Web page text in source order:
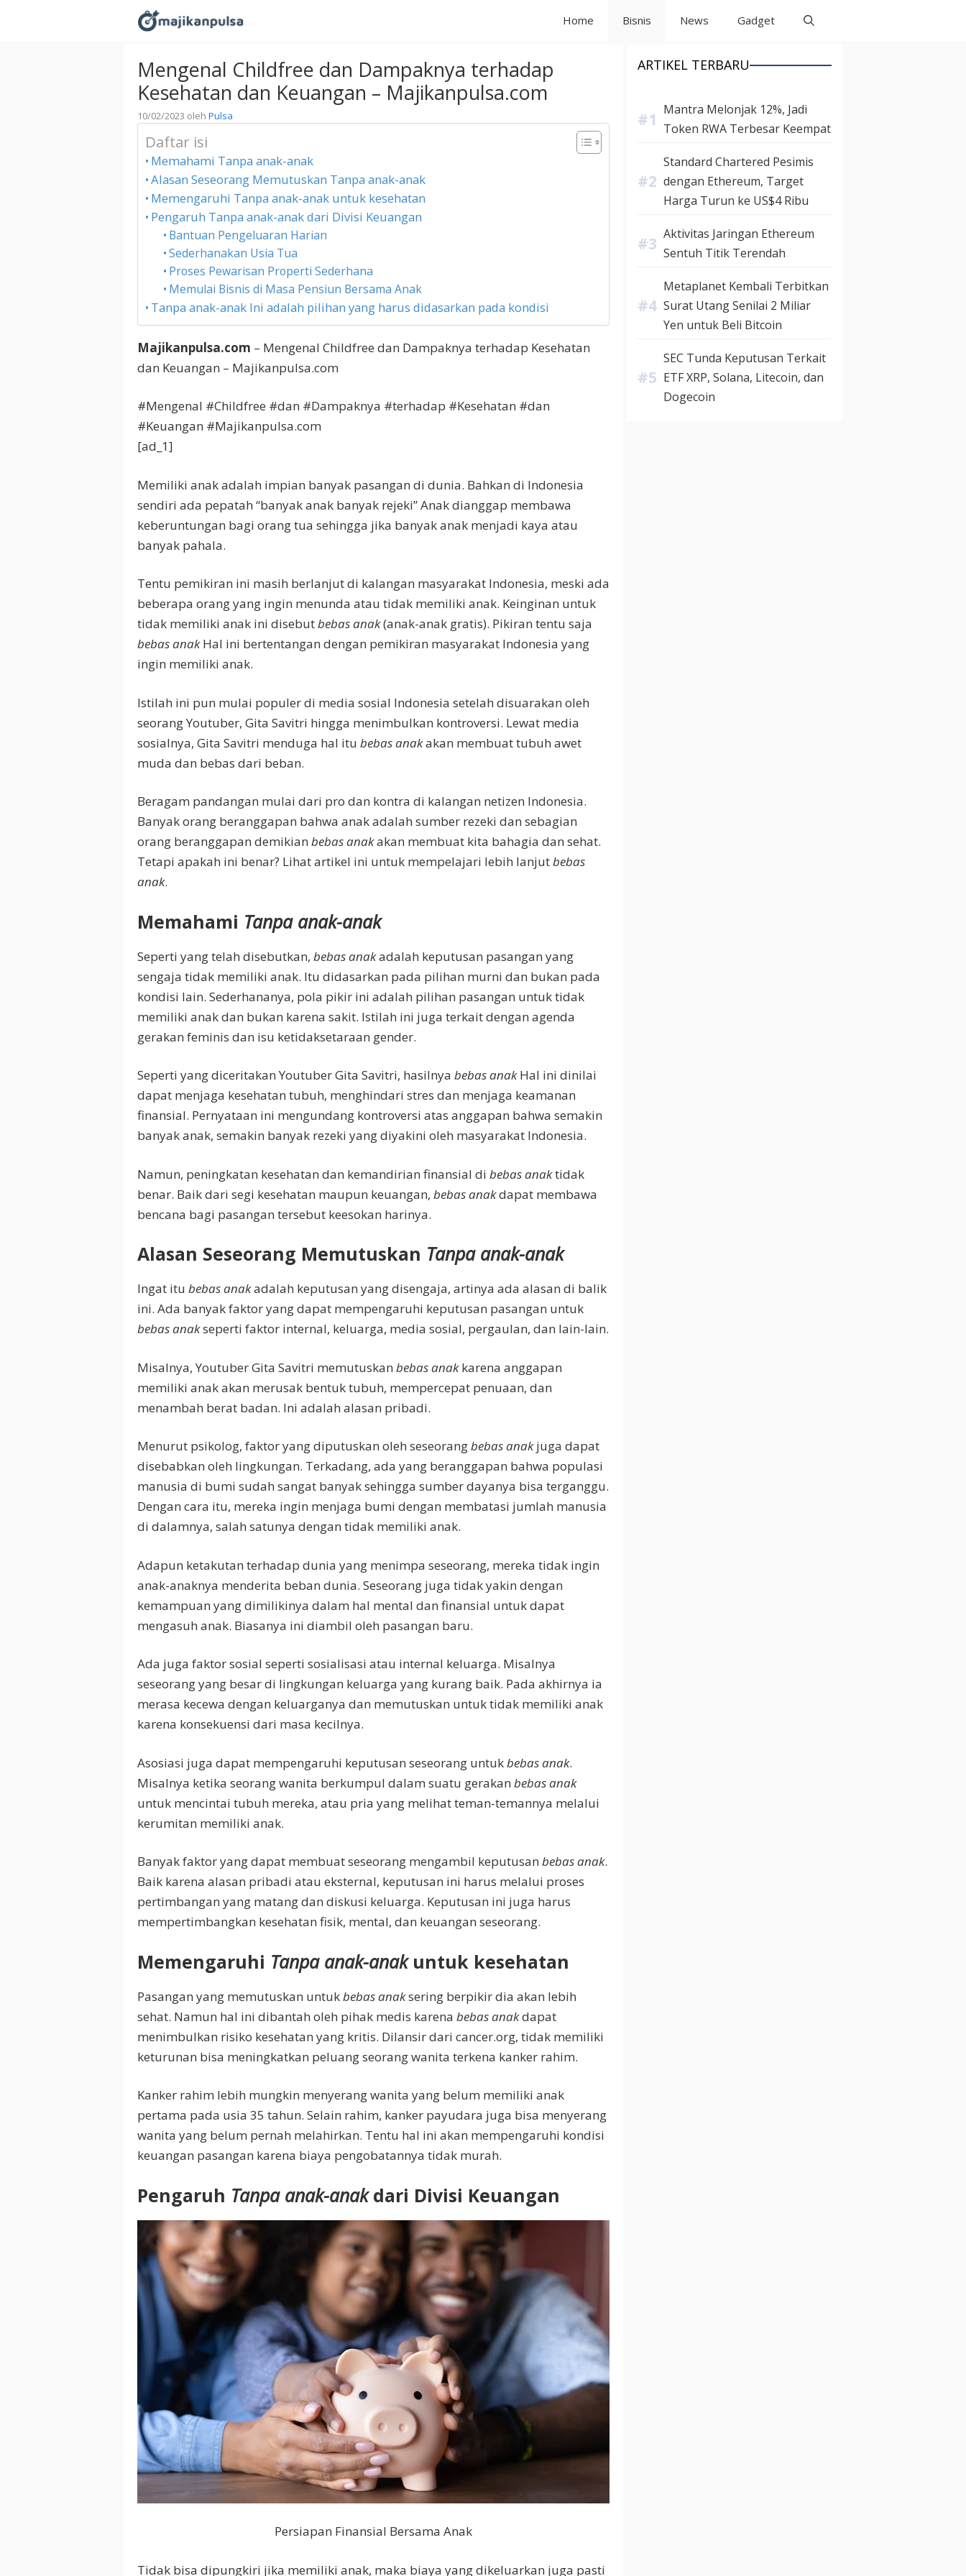
Home Bisnis News Gadget
Mengenal Childfree dan Dampaknya terhadap
Kesehatan dan Keuangan – Majikanpulsa.com
10/02/2023 oleh Pulsa
Daftar isi
Memahami Tanpa anak-anak
Alasan Seseorang Memutuskan Tanpa anak-anak
Memengaruhi Tanpa anak-anak untuk kesehatan
Pengaruh Tanpa anak-anak dari Divisi Keuangan
Bantuan Pengeluaran Harian
Sederhanakan Usia Tua
Proses Pewarisan Properti Sederhana
Memulai Bisnis di Masa Pensiun Bersama Anak
Tanpa anak-anak Ini adalah pilihan yang harus didasarkan pada kondisi
Majikanpulsa.com – Mengenal Childfree dan Dampaknya terhadap Kesehatan
dan Keuangan – Majikanpulsa.com
#Mengenal #Childfree #dan #Dampaknya #terhadap #Kesehatan #dan
#Keuangan #Majikanpulsa.com
[ad_1]
Memiliki anak adalah impian banyak pasangan di dunia. Bahkan di Indonesia
sendiri ada pepatah “banyak anak banyak rejeki” Anak dianggap membawa
keberuntungan bagi orang tua sehingga jika banyak anak menjadi kaya atau
banyak pahala.
Tentu pemikiran ini masih berlanjut di kalangan masyarakat Indonesia, meski ada
beberapa orang yang ingin menunda atau tidak memiliki anak. Keinginan untuk
tidak memiliki anak ini disebutbebas anak(anak-anak gratis). Pikiran tentu saja
bebas anakHal ini bertentangan dengan pemikiran masyarakat Indonesia yang
ingin memiliki anak.
Istilah ini pun mulai populer di media sosial Indonesia setelah disuarakan oleh
seorang Youtuber, Gita Savitri hingga menimbulkan kontroversi. Lewat media
sosialnya, Gita Savitri menduga hal itu bebas anakakan membuat tubuh awet
muda dan bebas dari beban.
Beragam pandangan mulai dari pro dan kontra di kalangan netizen Indonesia.
Banyak orang beranggapan bahwa anak adalah sumber rezeki dan sebagian
orang beranggapan demikian bebas anakakan membuat kita bahagia dan sehat.
Tetapi apakah ini benar? Lihat artikel ini untuk mempelajari lebih lanjutbebas
anak.
Memahami Tanpa anak-anak
Seperti yang telah disebutkan, bebas anakadalah keputusan pasangan yang
sengaja tidak memiliki anak. Itu didasarkan pada pilihan murni dan bukan pada
kondisi lain. Sederhananya, pola pikir ini adalah pilihan pasangan untuk tidak
memiliki anak dan bukan karena sakit. Istilah ini juga terkait dengan agenda
gerakan feminis dan isu ketidaksetaraan gender.
Seperti yang diceritakan Youtuber Gita Savitri, hasilnya bebas anakHal ini dinilai
dapat menjaga kesehatan tubuh, menghindari stres dan menjaga keamanan
finansial. Pernyataan ini mengundang kontroversi atas anggapan bahwa semakin
banyak anak, semakin banyak rezeki yang diyakini oleh masyarakat Indonesia.
Namun, peningkatan kesehatan dan kemandirian finansial di bebas anaktidak
benar. Baik dari segi kesehatan maupun keuangan, bebas anakdapat membawa
bencana bagi pasangan tersebut keesokan harinya.
Alasan Seseorang Memutuskan Tanpa anak-anak
Ingat itu bebas anakadalah keputusan yang disengaja, artinya ada alasan di balik
ini. Ada banyak faktor yang dapat mempengaruhi keputusan pasangan untuk
bebas anakseperti faktor internal, keluarga, media sosial, pergaulan, dan lain-lain.
Misalnya, Youtuber Gita Savitri memutuskan bebas anakkarena anggapan
memiliki anak akan merusak bentuk tubuh, mempercepat penuaan, dan
menambah berat badan. Ini adalah alasan pribadi.
Menurut psikolog, faktor yang diputuskan oleh seseorangbebas anakjuga dapat
disebabkan oleh lingkungan. Terkadang, ada yang beranggapan bahwa populasi
manusia di bumi sudah sangat banyak sehingga sumber dayanya bisa terganggu.
Dengan cara itu, mereka ingin menjaga bumi dengan membatasi jumlah manusia
di dalamnya, salah satunya dengan tidak memiliki anak.
Adapun ketakutan terhadap dunia yang menimpa seseorang, mereka tidak ingin
anak-anaknya menderita beban dunia. Seseorang juga tidak yakin dengan
kemampuan yang dimilikinya dalam hal mental dan finansial untuk dapat
mengasuh anak. Biasanya ini diambil oleh pasangan baru.
Ada juga faktor sosial seperti sosialisasi atau internal keluarga. Misalnya
seseorang yang besar di lingkungan keluarga yang kurang baik. Pada akhirnya ia
merasa kecewa dengan keluarganya dan memutuskan untuk tidak memiliki anak
karena konsekuensi dari masa kecilnya.
Asosiasi juga dapat mempengaruhi keputusan seseorang untukbebas anak.
Misalnya ketika seorang wanita berkumpul dalam suatu gerakan bebas anak
untuk mencintai tubuh mereka, atau pria yang melihat teman-temannya melalui
kerumitan memiliki anak.
Banyak faktor yang dapat membuat seseorang mengambil keputusan bebas anak.
Baik karena alasan pribadi atau eksternal, keputusan ini harus melalui proses
pertimbangan yang matang dan diskusi keluarga. Keputusan ini juga harus
mempertimbangkan kesehatan fisik, mental, dan keuangan seseorang.
Memengaruhi Tanpa anak-anakuntuk kesehatan
Pasangan yang memutuskan untukbebas anaksering berpikir dia akan lebih
sehat. Namun hal ini dibantah oleh pihak medis karena bebas anakdapat
menimbulkan risiko kesehatan yang kritis. Dilansir dari cancer.org, tidak memiliki
keturunan bisa meningkatkan peluang seorang wanita terkena kanker rahim.
Kanker rahim lebih mungkin menyerang wanita yang belum memiliki anak
pertama pada usia 35 tahun. Selain rahim, kanker payudara juga bisa menyerang
wanita yang belum pernah melahirkan. Tentu hal ini akan mempengaruhi kondisi
keuangan pasangan karena biaya pengobatannya tidak murah.
Pengaruh Tanpa anak-anakdari Divisi Keuangan
Persiapan Finansial Bersama Anak
Tidak bisa dipungkiri jika memiliki anak, maka biaya yang dikeluarkan juga pasti
ARTIKEL TERBARU
Mantra Melonjak 12%, Jadi
Token RWA Terbesar Keempat
Standard Chartered Pesimis
dengan Ethereum, Target
Harga Turun ke US$4 Ribu
Aktivitas Jaringan Ethereum
Sentuh Titik Terendah
Metaplanet Kembali Terbitkan
Surat Utang Senilai 2 Miliar
Yen untuk Beli Bitcoin
SEC Tunda Keputusan Terkait
ETF XRP, Solana, Litecoin, dan
Dogecoin